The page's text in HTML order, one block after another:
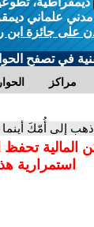
علماني
على جائزة ابن
في تصفح
مراكز
إلى أُمّكَ أينما
المالية
استمرارية